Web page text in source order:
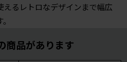
えるレトロなデザインまで幅広
商品があります